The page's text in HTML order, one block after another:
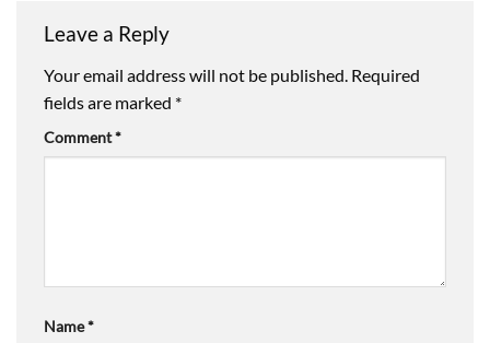
Leave a Reply
Your email address will not be published. Required
fields are marked *
Comment*
Name*